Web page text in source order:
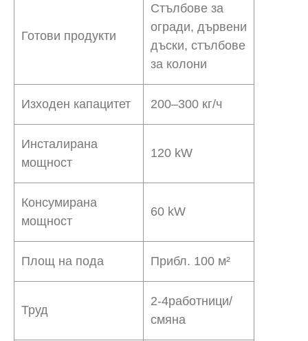
Готови продукти
Стълбове за
огради, дървени
дъски, стълбове
за колони
Изходен капацитет 200–300 кг/ч
Инсталирана
мощност
120 kW
Консумирана
мощност
60 kW
Площ на пода Прибл. 100 м²
Труд
2-4работници/
смяна